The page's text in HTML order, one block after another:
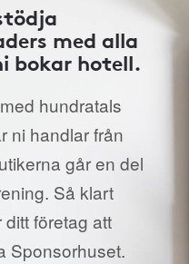
med alla
bokar hotell.
hundratals
ni handlar från
går en del
Så klart
företag att
Sponsorhuset.